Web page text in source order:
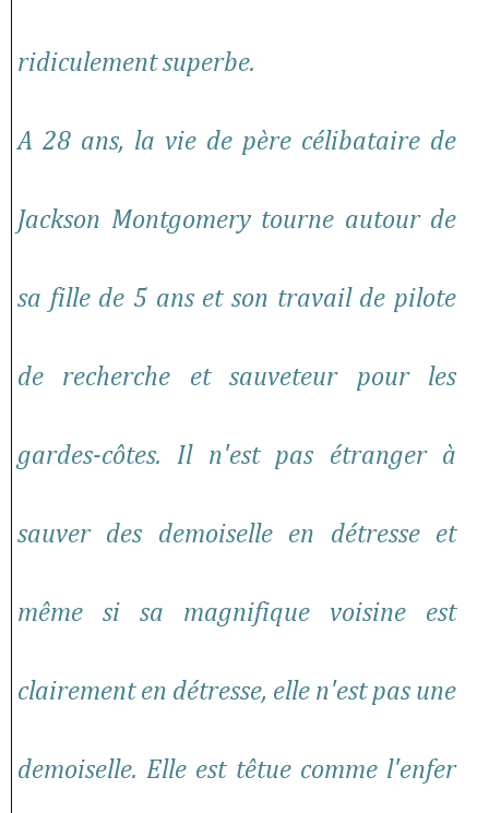
ridiculement superbe.
A 28 ans, la vie de père célibataire de
Jackson Montgomery tourne autour de
sa fille de 5 ans et son travail de pilote
de recherche et sauveteur pour les
gardes-côtes. Il n'est pas étranger à
sauver des demoiselle en détresse et
même si sa magnifique voisine est
clairement en détresse, elle n'est pas une
demoiselle. Elle est têtue comme l'enfer